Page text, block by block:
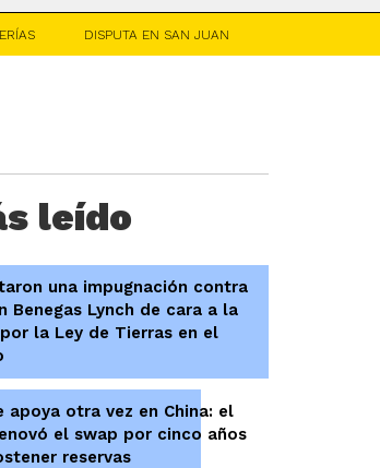
DISPUTA EN SAN JUAN
leído
una impugnación contra
Benegas Lynch de cara a la
la Ley de Tierras en el
apoya otra vez en China: el
el swap por cinco años
reservas